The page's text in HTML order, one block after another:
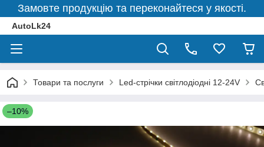
Замовте продукцію та переконайтеся у якості.
AutoLk24
Товари та послуги Led-стрічки світлодіодні 12-24V
–10%